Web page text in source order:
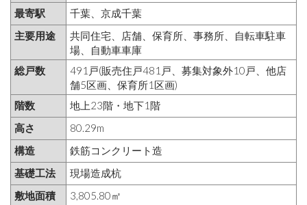
最寄駅
千葉、京成千葉
主要用途
共同住宅、店舗、保育所、事務所、自転車駐車
場、自動車車庫
総戸数
491戸(販売住戸481戸、募集対象外10戸、他店
舗5区画、保育所1区画)
階数
地上23階・地下1階
高さ
80.29m
構造
鉄筋コンクリート造
基礎工法
現場造成杭
敷地面積
3,805.80㎡